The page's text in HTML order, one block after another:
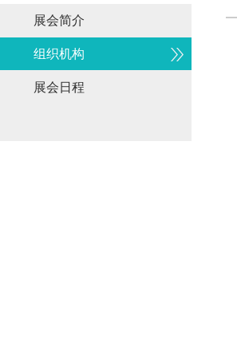
展会简介
组织机构
展会日程